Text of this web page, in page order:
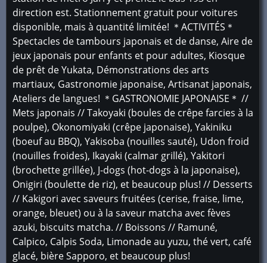
direction est. Stationnement gratuit pour voitures
disponible, mais à quantité limitée! ＊ACTIVITÉS＊
Spectacles de tambours japonais et de danse, Aire de
jeux japonais pour enfants et pour adultes, Kiosque
de prêt de Yukata, Démonstrations des arts
martiaux, Gastronomie japonaise, Artisanat japonais,
Ateliers de langues! ＊GASTRONOMIE JAPONAISE＊ //
Mets japonais // Takoyaki (boules de crêpe farcies à la
poulpe), Okonomiyaki (crêpe japonaise), Yakiniku
(boeuf au BBQ), Yakisoba (nouilles sauté), Udon froid
(nouilles froides), Ikayaki (calmar grillé), Yakitori
(brochette grillée), J-dogs (hot-dogs à la japonaise),
Onigiri (boulette de riz), et beaucoup plus! // Desserts
// Kakigori avec saveurs fruitées (cerise, fraise, lime,
orange, bleuet) ou à la saveur matcha avec fèves
azuki, biscuits matcha. // Boissons // Ramuné,
Calpico, Calpis Soda, Limonade au yuzu, thé vert, café
glacé, bière Sapporo, et beaucoup plus!